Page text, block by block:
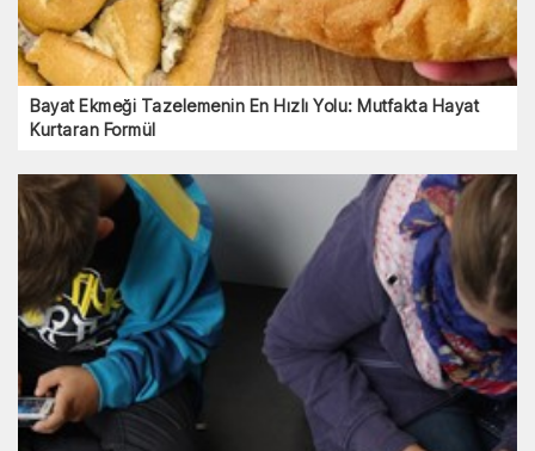
Bayat Ekmeği Tazelemenin En Hızlı Yolu: Mutfakta Hayat
Kurtaran Formül